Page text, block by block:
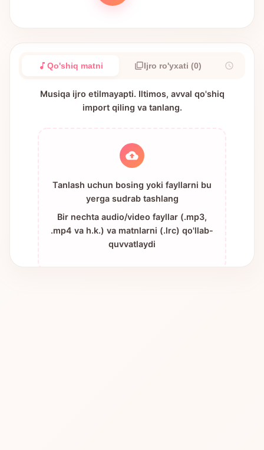
Qo'shiq matni Ijro ro'yxati (0)
Musiqa ijro etilmayapti. Iltimos, avval qo'shiq
import qiling va tanlang.
Tanlash uchun bosing yoki fayllarni bu
yerga sudrab tashlang
Bir nechta audio/video fayllar (.mp3,
.mp4 va h.k.) va matnlarni (.lrc) qo'llab-
quvvatlaydi